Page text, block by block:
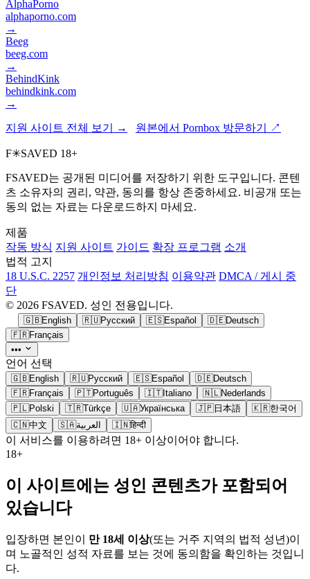
AlphaPorno
alphaporno.com
→
Beeg
beeg.com
→
BehindKink
behindkink.com
→
지원 사이트 전체 보기 → 원본에서 Pornbox 방문하기 ↗
F✳SAVED 18+
FSAVED는 공개된 미디어를 저장하기 위한 도구입니다. 콘텐
츠 소유자의 권리, 약관, 동의를 항상 존중하세요. 비공개 또는
동의 없는 자료는 다운로드하지 마세요.
제품
작동 방식 지원 사이트 가이드 확장 프로그램 소개
법적 고지
18 U.S.C. 2257 개인정보 처리방침 이용약관 DMCA / 게시 중
단
© 2026 FSAVED. 성인 전용입니다.
🇬🇧English 🇷🇺Русский 🇪🇸Español 🇩🇪Deutsch
🇫🇷Français
•••
언어 선택
🇬🇧English 🇷🇺Русский 🇪🇸Español 🇩🇪Deutsch
🇫🇷Français 🇵🇹Português 🇮🇹Italiano 🇳🇱Nederlands
🇵🇱Polski 🇹🇷Türkçe 🇺🇦Українська 🇯🇵日本語 🇰🇷한국어
🇨🇳中文 🇸🇦العربية 🇮🇳हिन्दी
이 서비스를 이용하려면 18+ 이상이어야 합니다.
18+
이 사이트에는 성인 콘텐츠가 포함되어
있습니다
입장하면 본인이 만 18세 이상(또는 거주 지역의 법적 성년)이
며 노골적인 성적 자료를 보는 것에 동의함을 확인하는 것입니
다.